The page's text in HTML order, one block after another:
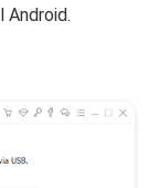
Android.